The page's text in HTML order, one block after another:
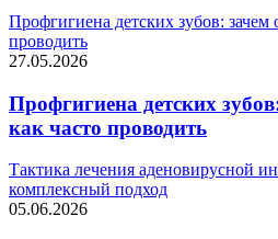
Профгигиена детских зубов: зачем
проводить
27.05.2026
Профгигиена детских
как часто проводить
Тактика лечения аденовирусной
комплексный подход
05.06.2026